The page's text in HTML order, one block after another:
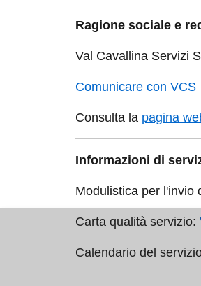
Ragione sociale e
Val Cavallina Servizi
Comunicare con VCS
Consulta lapagina web
Informazioni di
Modulistica per l'invio
Carta qualità servizio:
Calendario del servizio: